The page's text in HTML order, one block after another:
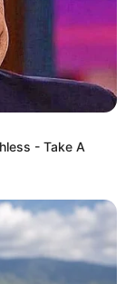
- Take A